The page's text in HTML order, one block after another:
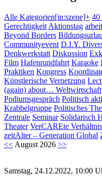
Alle Kategorien[in:szene]+ 40
Gerechtigkeit Aktionstag
Beyond Borders
Communityevent D.I.Y.
Denkwerkstatt Diskussion
Film Hafenrundfahrt Karaoke
Praktiken Kongress
Künstlerische Vernetzung
(again) about… Weltwirtschaft
Podiumsgespräch Politisch
Krabbelgruppe Politisches
Zentrale Seminar Solidarisch
Theater VerCAREte
zeitAlter – Generation Global
<< August 2026 >>
Samstag, 24.12.2022, 10:00